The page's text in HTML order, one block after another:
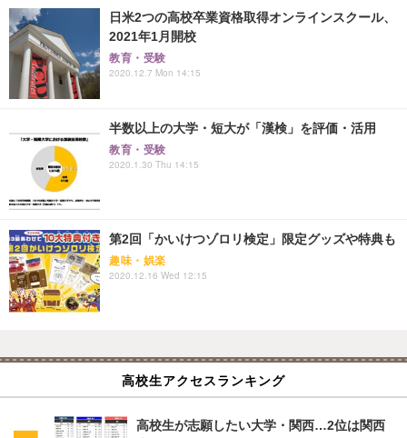
日米2つの高校卒業資格取得オンラインスクール、
2021年1月開校
教育・受験
2020.12.7 Mon 14:15
半数以上の大学・短大が「漢検」を評価・活用
教育・受験
2020.1.30 Thu 14:15
第2回「かいけつゾロリ検定」限定グッズや特典も
趣味・娯楽
2020.12.16 Wed 12:15
高校生アクセスランキング
高校生が志願したい大学・関西…2位は関西